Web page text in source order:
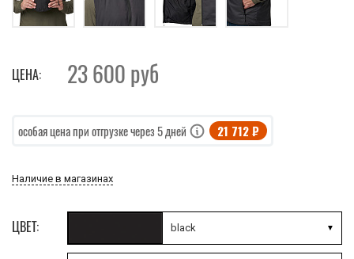
ЦЕНА: 23 600 руб
особая цена при отгрузке через 5 дней 21 712 ₽
Наличие в магазинах
ЦВЕТ: black